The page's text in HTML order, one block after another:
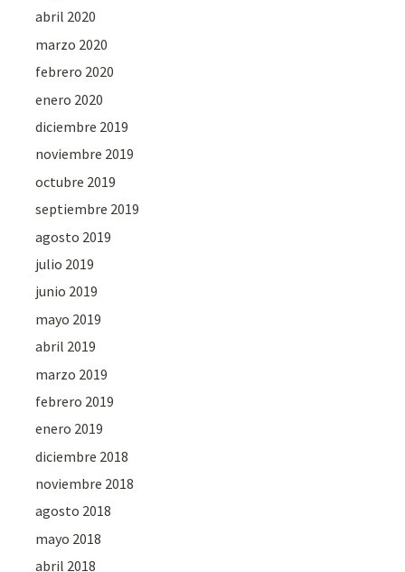
abril 2020
marzo 2020
febrero 2020
enero 2020
diciembre 2019
noviembre 2019
octubre 2019
septiembre 2019
agosto 2019
julio 2019
junio 2019
mayo 2019
abril 2019
marzo 2019
febrero 2019
enero 2019
diciembre 2018
noviembre 2018
agosto 2018
mayo 2018
abril 2018